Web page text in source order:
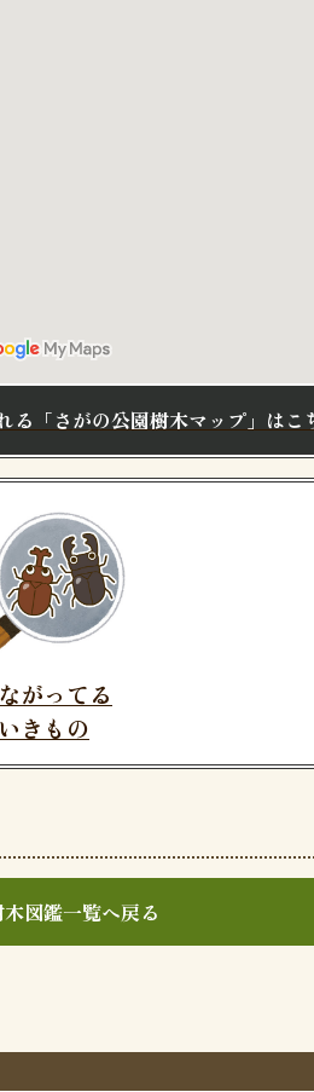
る 「さがの公園樹木マップ」はこ
がってる
いきもの
図鑑一覧へ戻る